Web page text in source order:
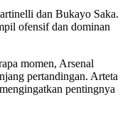
dan Bukayo Saka.
ofensif dan dominan
momen, Arsenal
pertandingan. Arteta
pentingnya